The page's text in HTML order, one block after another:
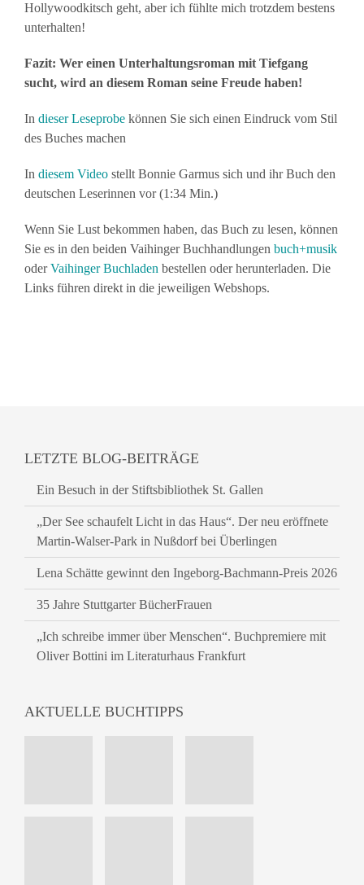
Hollywoodkitsch geht, aber ich fühlte mich trotzdem bestens
unterhalten!
Fazit: Wer einen Unterhaltungsroman mit Tiefgang
sucht, wird an diesem Roman seine Freude haben!
In dieser Leseprobe können Sie sich einen Eindruck vom Stil
des Buches machen
In diesem Video stellt Bonnie Garmus sich und ihr Buch den
deutschen Leserinnen vor (1:34 Min.)
Wenn Sie Lust bekommen haben, das Buch zu lesen, können
Sie es in den beiden Vaihinger Buchhandlungen buch+musik
oderVaihinger Buchladen bestellen oder herunterladen. Die
Links führen direkt in die jeweiligen Webshops.
LETZTE BLOG-BEITRÄGE
Ein Besuch in der Stiftsbibliothek St. Gallen
„Der See schaufelt Licht in das Haus“. Der neu eröffnete
Martin-Walser-Park in Nußdorf bei Überlingen
Lena Schätte gewinnt den Ingeborg-Bachmann-Preis 2026
35 Jahre Stuttgarter BücherFrauen
„Ich schreibe immer über Menschen“. Buchpremiere mit
Oliver Bottini im Literaturhaus Frankfurt
AKTUELLE BUCHTIPPS